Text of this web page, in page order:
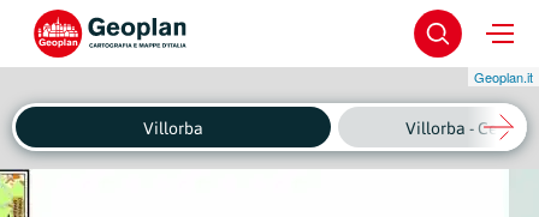
Geoplan.it
Villorba Villorba - Centro